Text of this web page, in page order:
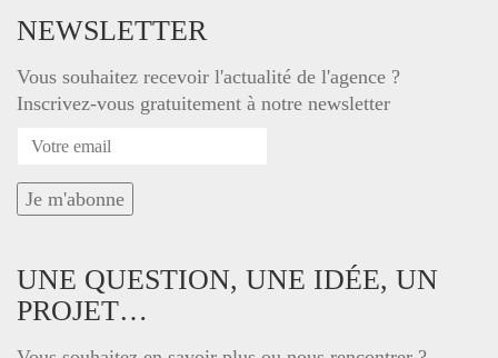
NEWSLETTER
Vous souhaitez recevoir l'actualité de l'agence ?
Inscrivez-vous gratuitement à notre newsletter
UNE QUESTION, UNE IDÉE, UN
PROJET…